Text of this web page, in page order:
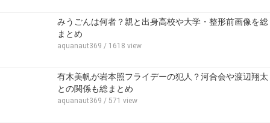
みうごんは何者？親と出身高校や大学・整形前画像を総
まとめ
aquanaut369 / 1618 view
有木美帆が岩本照フライデーの犯人？河合会や渡辺翔太
との関係も総まとめ
aquanaut369 / 571 view